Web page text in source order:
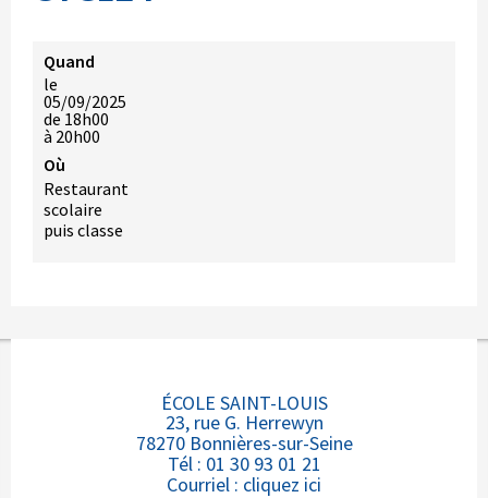
Quand
le
05/09/2025
de 18h00
à 20h00
Où
Restaurant
scolaire
puis classe
ÉCOLE SAINT-LOUIS
23, rue G. Herrewyn
78270 Bonnières-sur-Seine
Tél : 01 30 93 01 21
Courriel : cliquez ici